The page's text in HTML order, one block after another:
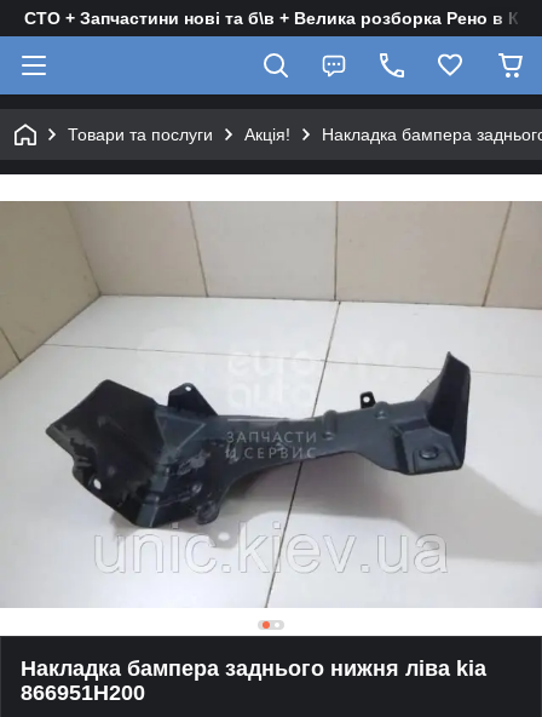
СТО + Запчастини нові та б\в + Велика розборка Рено в
Товари та послуги Акція! Накладка бампера
Накладка бампера заднього нижня ліва kia
866951H200